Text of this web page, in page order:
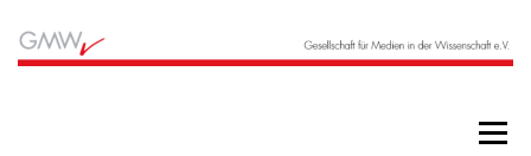
Inhalt
springen
Menü